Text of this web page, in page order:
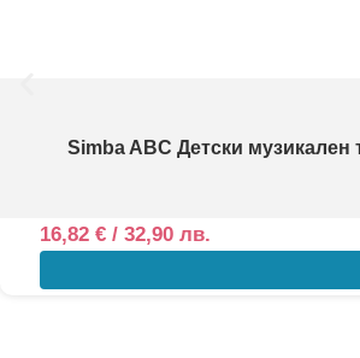
Simba ABC Детски музикален
16,82€ / 32,90 лв.